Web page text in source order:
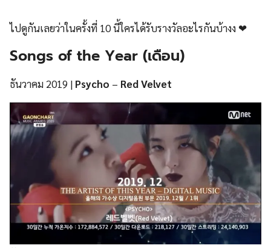
ไปดูกันเลยว่าในครั้งที่ 10 นี้ใครได้รับรางวัลอะไรกันบ้างง ❤
Songs of the Year (เดือน)
ธันวาคม 2019 | Psycho – Red Velvet